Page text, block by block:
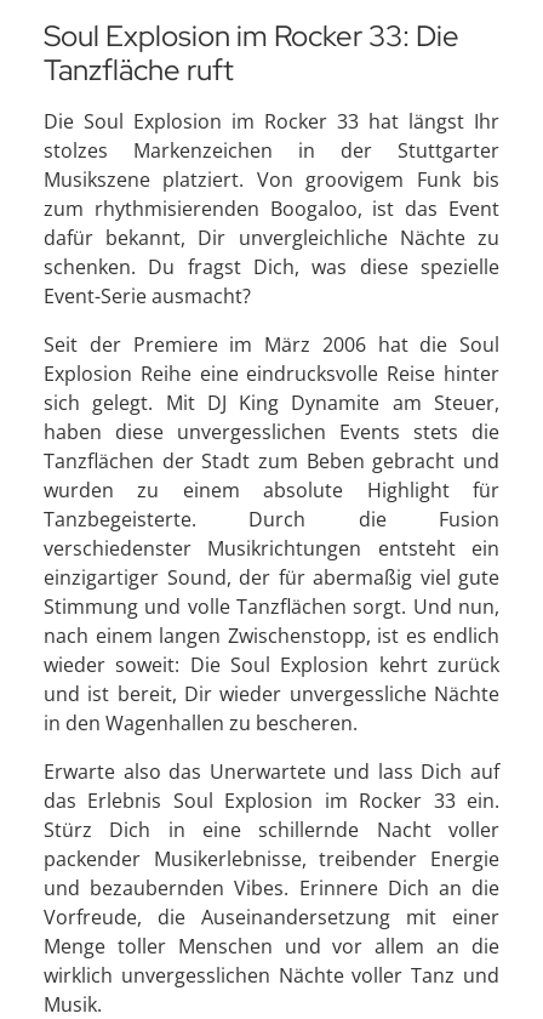
Soul Explosion im Rocker 33: Die
Tanzfläche ruft
Die Soul Explosion im Rocker 33 hat längst Ihr
stolzes Markenzeichen in der Stuttgarter
Musikszene platziert. Von groovigem Funk bis
zum rhythmisierenden Boogaloo, ist das Event
dafür bekannt, Dir unvergleichliche Nächte zu
schenken. Du fragst Dich, was diese spezielle
Event-Serie ausmacht?
Seit der Premiere im März 2006 hat die Soul
Explosion Reihe eine eindrucksvolle Reise hinter
sich gelegt. Mit DJ King Dynamite am Steuer,
haben diese unvergesslichen Events stets die
Tanzflächen der Stadt zum Beben gebracht und
wurden zu einem absolute Highlight für
Tanzbegeisterte. Durch die Fusion
verschiedenster Musikrichtungen entsteht ein
einzigartiger Sound, der für abermaßig viel gute
Stimmung und volle Tanzflächen sorgt. Und nun,
nach einem langen Zwischenstopp, ist es endlich
wieder soweit: Die Soul Explosion kehrt zurück
und ist bereit, Dir wieder unvergessliche Nächte
in den Wagenhallen zu bescheren.
Erwarte also das Unerwartete und lass Dich auf
das Erlebnis Soul Explosion im Rocker 33 ein.
Stürz Dich in eine schillernde Nacht voller
packender Musikerlebnisse, treibender Energie
und bezaubernden Vibes. Erinnere Dich an die
Vorfreude, die Auseinandersetzung mit einer
Menge toller Menschen und vor allem an die
wirklich unvergesslichen Nächte voller Tanz und
Musik.